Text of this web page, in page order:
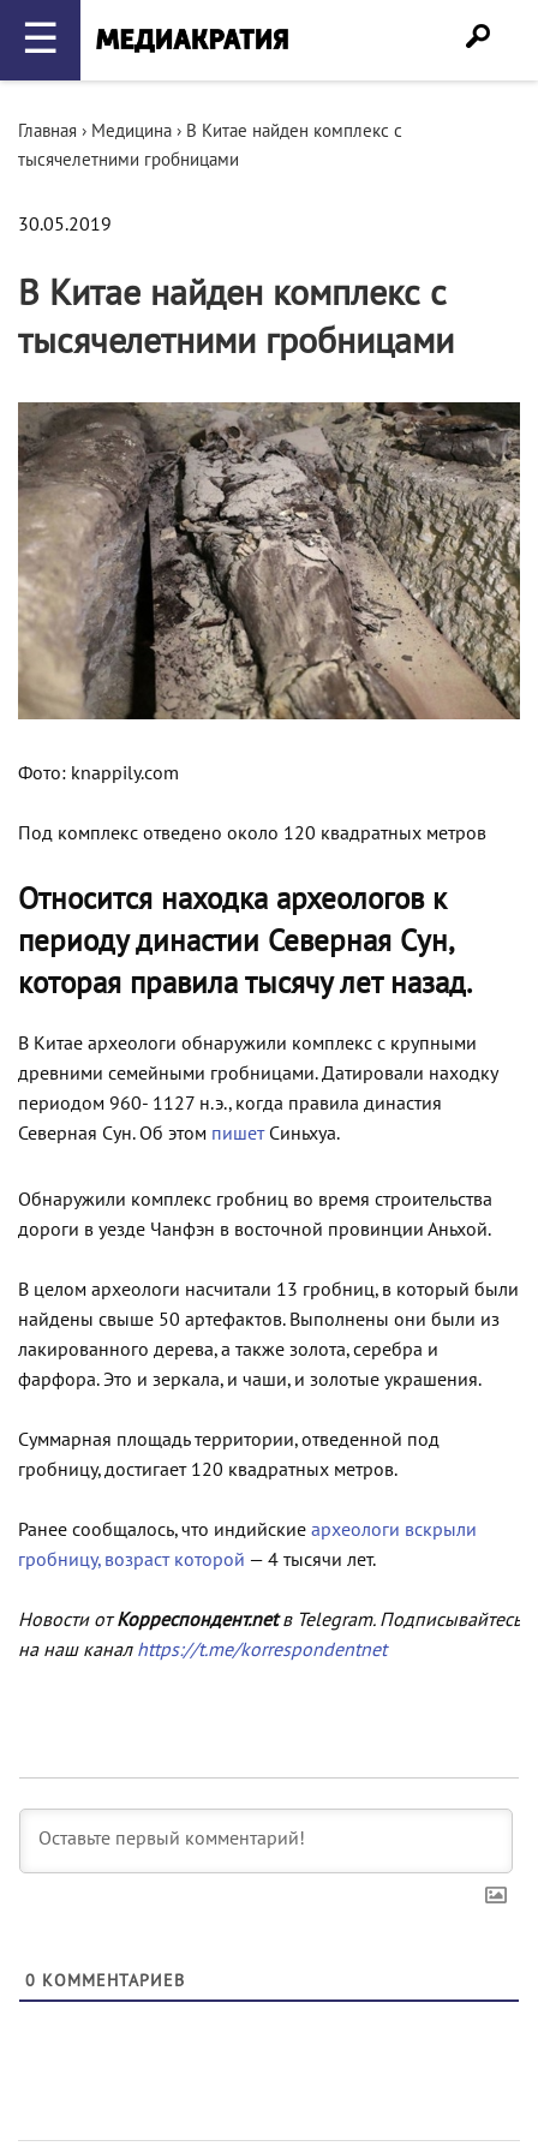
☰
Главная › Медицина › В Китае найден комплекс с
тысячелетними гробницами
30.05.2019
В Китае найден комплекс с
тысячелетними гробницами
Фото: knappily.com
Под комплекс отведено около 120 квадратных метров
Относится находка археологов к
периоду династии Северная Сун,
которая правила тысячу лет назад.
В Китае археологи обнаружили комплекс с крупными
древними семейными гробницами. Датировали находку
периодом 960- 1127 н.э., когда правила династия
Северная Сун. Об этом пишетСиньхуа.
Обнаружили комплекс гробниц во время строительства
дороги в уезде Чанфэн в восточной провинции Аньхой.
В целом археологи насчитали 13 гробниц, в который были
найдены свыше 50 артефактов. Выполнены они были из
лакированного дерева, а также золота, серебра и
фарфора. Это и зеркала, и чаши, и золотые украшения.
Суммарная площадь территории, отведенной под
гробницу, достигает 120 квадратных метров.
Ранее сообщалось, что индийские археологи вскрыли
гробницу, возраст которой — 4 тысячи лет.
Новости отКорреспондент.netв Telegram. Подписывайтесь
на наш канал https://t.me/korrespondentnet
0 КОММЕНТАРИЕВ